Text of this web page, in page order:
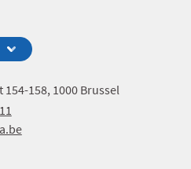
158, 1000 Brussel